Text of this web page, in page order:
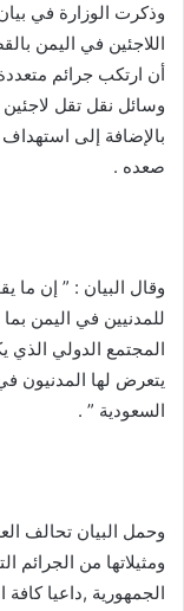
وذكرت الوزارة في
اللاجئين في اليمن
وسائل نقل تقل
بالإضافة إلى
صعده .
وقال البيان : ” إن ما
للمدنيين في اليمن
المجتمع الدولي الذي
يتعرض لها المدنيون
السعودية ” .
وحمل البيان تحالف
ومثيلاتها من
الجمهورية ,داعيا